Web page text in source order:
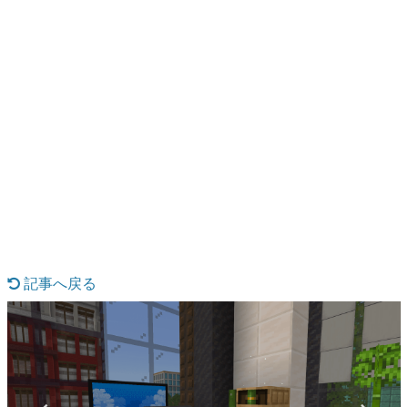
具体的な形から解き明かしていく、硬派で骨太な評論連載
です。
ゲームが変えた日本語
「経験値」「裏技」「ラスボス」… ゲームにまつわる言葉
の起源や用法の変遷を、コンピューター文化史研究家・タ
イニーP氏が徹底調査。
記事へ戻る